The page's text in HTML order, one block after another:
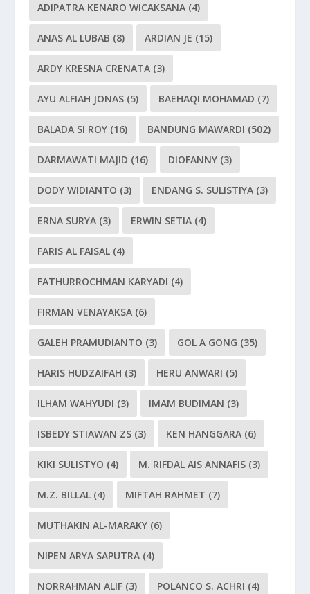
ADIPATRA KENARO WICAKSANA (4)
ANAS AL LUBAB (8) ARDIAN JE (15)
ARDY KRESNA CRENATA (3)
AYU ALFIAH JONAS (5) BAEHAQI MOHAMAD (7)
BALADA SI ROY (16) BANDUNG MAWARDI (502)
DARMAWATI MAJID (16) DIOFANNY (3)
DODY WIDIANTO (3) ENDANG S. SULISTIYA (3)
ERNA SURYA (3) ERWIN SETIA (4)
FARIS AL FAISAL (4)
FATHURROCHMAN KARYADI (4)
FIRMAN VENAYAKSA (6)
GALEH PRAMUDIANTO (3) GOL A GONG (35)
HARIS HUDZAIFAH (3) HERU ANWARI (5)
ILHAM WAHYUDI (3) IMAM BUDIMAN (3)
ISBEDY STIAWAN ZS (3) KEN HANGGARA (6)
KIKI SULISTYO (4) M. RIFDAL AIS ANNAFIS (3)
M.Z. BILLAL (4) MIFTAH RAHMET (7)
MUTHAKIN AL-MARAKY (6)
NIPEN ARYA SAPUTRA (4)
NORRAHMAN ALIF (3) POLANCO S. ACHRI (4)